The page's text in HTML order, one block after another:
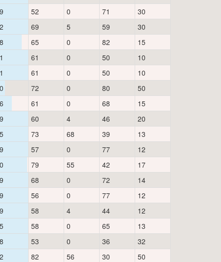
52 0 71
30
69 5 59
30
65 0 82
15
61 0 50
10
61 0 50
10
72 0 80
50
61 0 68
15
60 4 46
20
73 68 39
13
57 0 77
12
79 55 42
17
68 0 72
14
56 0 77
12
58 4 44
12
58 0 65
13
53 0 36
32
82 56 30
50